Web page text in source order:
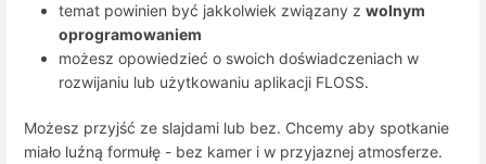
temat powinien być jakkolwiek związany z wolnym
oprogramowaniem
możesz opowiedzieć o swoich doświadczeniach w
rozwijaniu lub użytkowaniu aplikacji FLOSS.
Możesz przyjść ze slajdami lub bez. Chcemy aby spotkanie
miało luźną formułę - bez kamer i w przyjaznej atmosferze.